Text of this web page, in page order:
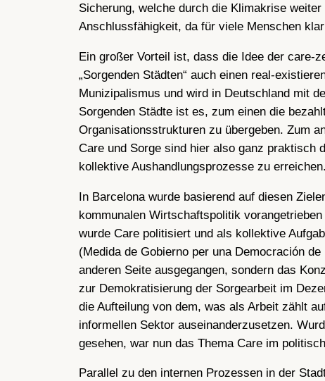
Sicherung, welche durch die Klimakrise
Anschlussfähigkeit, da für viele Menschen
Ein großer Vorteil ist, dass die Idee der care-
„Sorgenden Städten“ auch einen real-
Munizipalismus und wird in Deutschland mit
Sorgenden Städte ist es, zum einen die
Organisationsstrukturen zu übergeben. Zum
Care und Sorge sind hier also ganz praktisch
kollektive Aushandlungsprozesse zu erreichen.
In Barcelona wurde basierend auf diesen
kommunalen Wirtschaftspolitik
wurde Care politisiert und als kollektive
(Medida de Gobierno per una Democración
anderen Seite ausgegangen, sondern das
zur Demokratisierung der Sorgearbeit im
die Aufteilung von dem, was als Arbeit zählt
informellen Sektor auseinanderzusetzen.
gesehen, war nun das Thema Care im
Parallel zu den internen Prozessen in der